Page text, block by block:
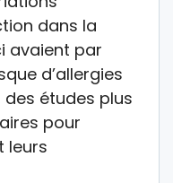
dans la
avaient par
d’allergies
des études plus
pour
leurs